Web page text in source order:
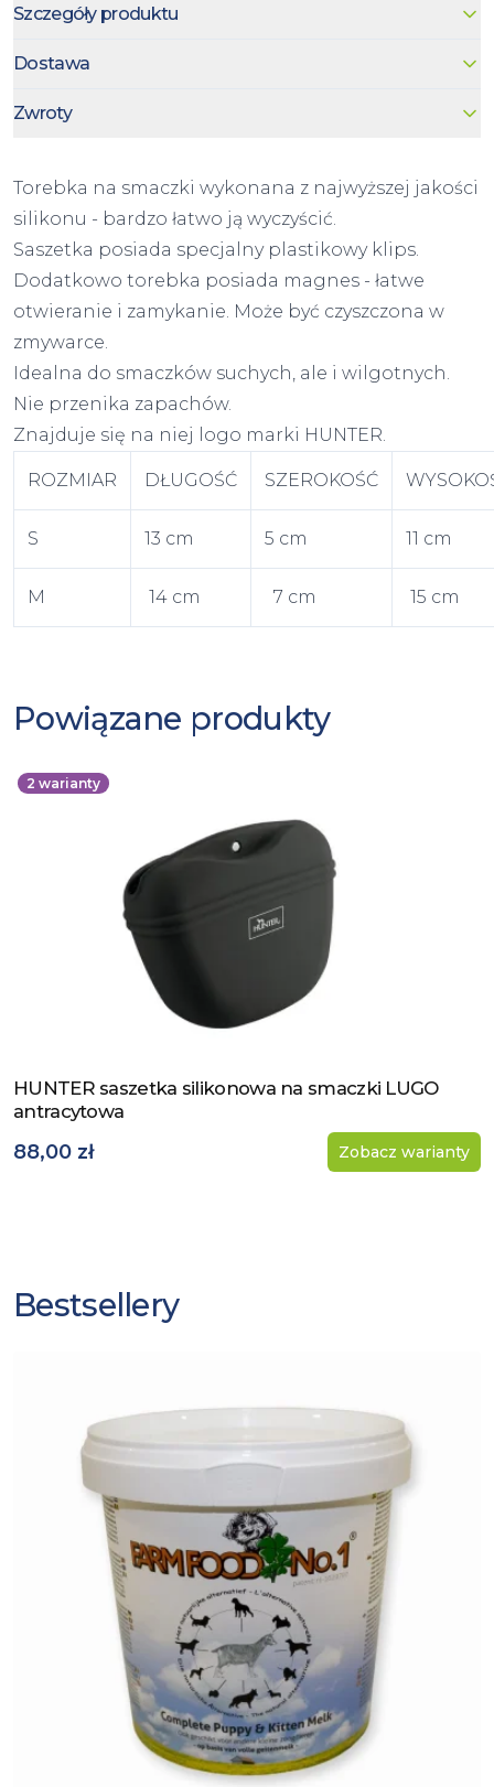
Szczegóły produktu
Dostawa
Zwroty
Torebka na smaczki wykonana z najwyższej jakości
silikonu - bardzo łatwo ją wyczyścić.
Saszetka posiada specjalny plastikowy klips.
Dodatkowo torebka posiada magnes - łatwe
otwieranie i zamykanie. Może być czyszczona w
zmywarce.
Idealna do smaczków suchych, ale i wilgotnych.
Nie przenika zapachów.
Znajduje się na niej logo marki HUNTER.
ROZMIAR DŁUGOŚĆ SZEROKOŚĆ
S 13 cm 5 cm 11 cm
M 14 cm 7 cm 15 cm
Powiązane produkty
2 warianty
Zobacz produkt
HUNTER saszetka silikonowa na smaczki LUGO
antracytowa
88,00 zł Zobacz warianty
Bestsellery